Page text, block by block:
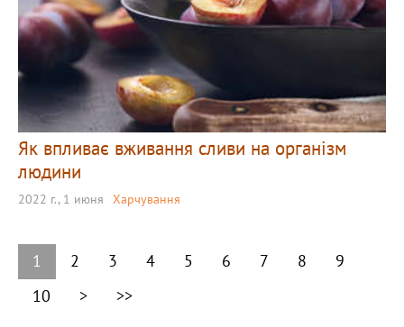
Як впливає вживання сливи на організм
людини
2022 г., 1 июня Харчування
1 2 3 4 5 6 7 8
9
10
> >>